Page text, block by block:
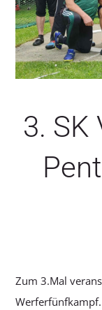
SERVICE
3. SK
Zum 3.Mal
Werferfünfkampf.